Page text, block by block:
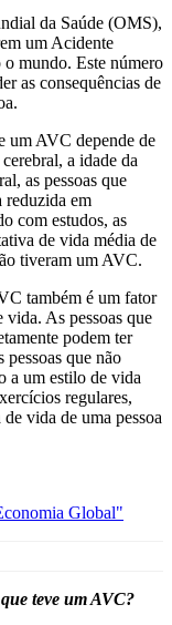
da Saúde (OMS),
um Acidente
mundo. Este número
as consequências de
um AVC depende de
a idade da
as pessoas que
reduzida em
com estudos, as
de vida média de
tiveram um AVC.
também é um fator
vida. As pessoas que
podem ter
que não
a um estilo de vida
regulares,
vida de uma pessoa
Global"
teve um AVC?